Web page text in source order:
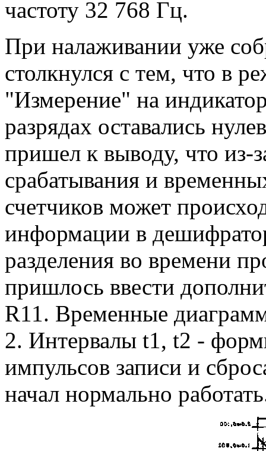
частоту 32 768 Гц.
При налаживании уже
столкнулся с тем, что в
"Измерение" на
разрядах оставались
пришел к выводу, что из-
срабатывания и
счетчиков может
информации в
разделения во времени
пришлось ввести
R11. Временные
2. Интервалы t1, t2 -
импульсов записи и
начал нормально